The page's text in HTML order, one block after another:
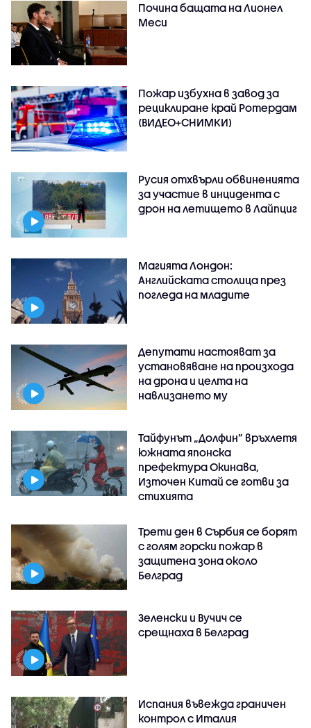
Почина бащата на Лионел
Меси
Пожар избухна в завод за
рециклиране край Ротердам
(ВИДЕО+СНИМКИ)
Русия отхвърли обвиненията
за участие в инцидента с
дрон на летището в Лайпциг
Магията Лондон:
Английската столица през
погледа на младите
Депутати настояват за
установяване на произхода
на дрона и целта на
навлизането му
Тайфунът „Долфин” връхлетя
южната японска
префектура Окинава,
Източен Китай се готви за
стихията
Трети ден в Сърбия се борят
с голям горски пожар в
защитена зона около
Белград
Зеленски и Вучич се
срещнаха в Белград
Испания въвежда граничен
контрол с Италия